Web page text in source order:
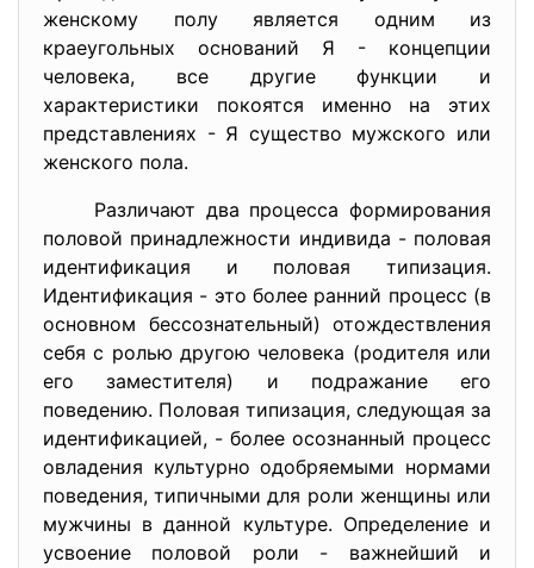
женскому полу является одним из
краеугольных оснований Я - концепции
человека, все другие функции и
характеристики покоятся именно на этих
представлениях - Я существо мужского или
женского пола.
Различают два процесса формирования
половой принадлежности индивида - половая
идентификация и половая типизация.
Идентификация - это более ранний процесс (в
основном бессознательный) отождествления
себя с ролью другою человека (родителя или
его заместителя) и подражание его
поведению. Половая типизация, следующая за
идентификацией, - более осознанный процесс
овладения культурно одобряемыми нормами
поведения, типичными для роли женщины или
мужчины в данной культуре. Определение и
усвоение половой роли - важнейший и